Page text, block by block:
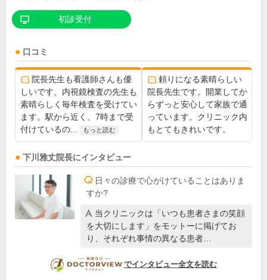
初診受付
口コミ
院長先生も看護師さんも優
しいです。内視鏡検査の先生も
素晴らしく毎年検査を受けてい
ます。駅から近く、7時まで受
付けているの...
もっと読む
頼りになる素晴らしい
院長先生です。開業してか
らずっと安心して家族で通
っています。クリニック内
もとてもきれいです。
下川雅丈院長にインタビュー
日々の診療で心がけていることはありま
すか?
当クリニックは「いつも患者さまの笑顔
を大切にします」をモットーに掲げてお
り、それぞれ事情の異なる患者…
DOCTORVIEW
でインタビュー全文を読む